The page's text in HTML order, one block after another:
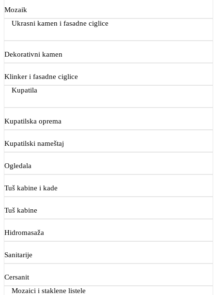
Mozaik
Ukrasni kamen i fasadne ciglice
Dekorativni kamen
Klinker i fasadne ciglice
Kupatila
Kupatilska oprema
Kupatilski nameštaj
Ogledala
Tuš kabine i kade
Tuš kabine
Hidromasaža
Sanitarije
Cersanit
Mozaici i staklene listele